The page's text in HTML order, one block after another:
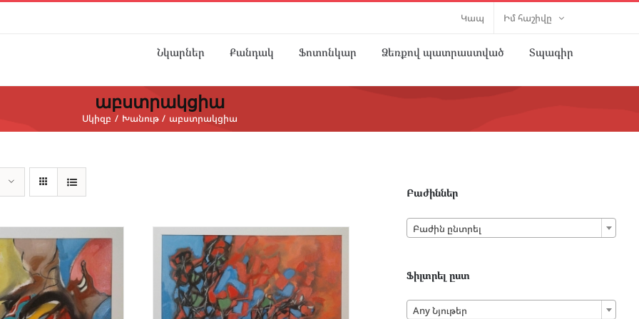
Կապ Իմ հաշիվը
Նկարներ Քանդակ Ֆոտոնկար Ձեռքով պատրաստված Տպագիր
աբստրակցիա
Սկիզբ Խանութ աբստրակցիա
Բաժիններ
Բաժին ընտրել
Ֆիլտրել ըստ
Any Նյութեր